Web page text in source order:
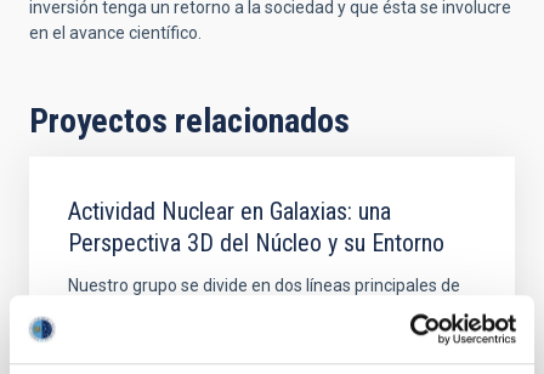
inversión tenga un retorno a la sociedad y que ésta se involucre
en el avance científico.
Proyectos relacionados
Actividad Nuclear en Galaxias: una
Perspectiva 3D del Núcleo y su Entorno
Nuestro grupo se divide en dos líneas principales de
investigación. En primer lugar, el estudio de los
oscurecidos y del impacto que estos tienen en sus